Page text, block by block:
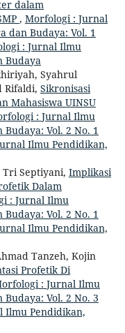
dalam
, Morfologi : Jurnal
dan Budaya: Vol. 1
: Jurnal Ilmu
Budaya
Syahrul
Rifaldi, Sikronisasi
Mahasiswa UINSU
: Jurnal Ilmu
Vol. 2 No. 1
Ilmu Pendidikan,
Tri Septiyani, Implikasi
Dalam
: Jurnal Ilmu
Vol. 2 No. 1
Ilmu Pendidikan,
Tanzeh, Kojin
Profetik Di
: Jurnal Ilmu
Vol. 2 No. 3
Ilmu Pendidikan,